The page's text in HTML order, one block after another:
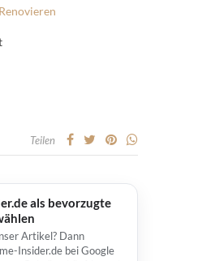
Renovieren
Teilen
als bevorzugte
Artikel? Dann
Insider.de bei Google